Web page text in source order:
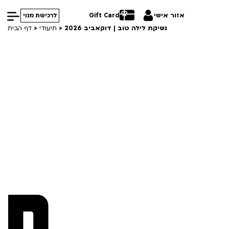
Gift Card אזור אישי לרכישת מנוי
עברית
דף הבית > תיעודי > נשיקת לילה טוב | דוקאביב 2026